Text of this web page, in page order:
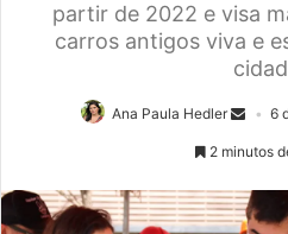
partir de 2022 e visa
carros antigos viva e
Ana Paula Hedler 6
2 minutos